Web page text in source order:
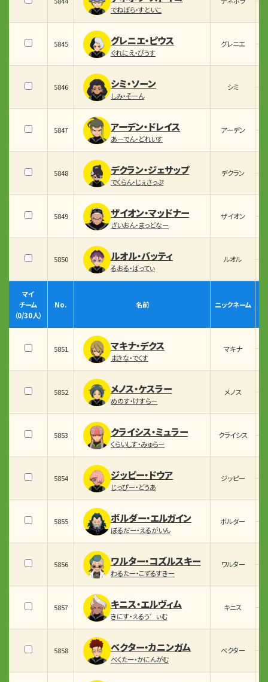
でねぼら・すといこ
5845 グレニエ・ピウス
ぐれにえ・ぴうす
グレニエ
5846 シミ・ソーン
しみ・そーん
シミ
5847 アーデン・ドレイス
あーでん・どれいす
アーデン
5848 デクラン・ジェサップ
でくらん・じぇさっぷ
デクラン
5849 ザイオン・マッドナー
ざいおん・まっどなー
ザイオン
5850 ルオル・バッティ
るおる・ばってぃ
ルオル
マイ
チーム
（0/30人）
No. 名前 ニックネーム
5851 マキナ・デクス
まきな・でくす
マキナ
5852 メノス・ケスラー
めのす・けすらー
メノス
5853 クライシス・ミュラー
くらいしす・みゅらー
クライシス
5854 ジッピー・ドウア
じっぴー・どうあ
ジッピー
5855 ボルダー・エルガイン
ぼるだー・えるがいん
ボルダー
5856 ワルター・コズルスキー
わるたー・こずるすきー
ワルター
5857 キニス・エルヴィム
きにす・えるう゛ぃむ
キニス
5858 ベクター・カニンガム
べくたー・かにんがむ
ベクター